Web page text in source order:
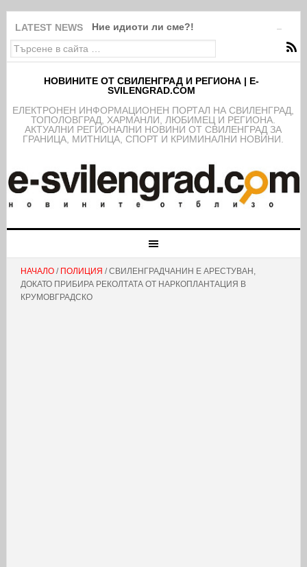
LATEST NEWS Ние идиоти ли сме?!
НОВИНИТЕ ОТ СВИЛЕНГРАД И РЕГИОНА | E-
SVILENGRAD.COM
EЛЕКТРОНЕН ИНФОРМАЦИОНЕН ПОРТАЛ НА СВИЛЕНГРАД,
ТОПОЛОВГРАД, ХАРМАНЛИ, ЛЮБИМЕЦ И РЕГИОНА.
АКТУАЛНИ РЕГИОНАЛНИ НОВИНИ ОТ СВИЛЕНГРАД ЗА
ГРАНИЦА, МИТНИЦА, СПОРТ И КРИМИНАЛНИ НОВИНИ.
НАЧАЛО/ ПОЛИЦИЯ / СВИЛЕНГРАДЧАНИН Е АРЕСТУВАН,
ДОКАТО ПРИБИРА РЕКОЛТАТА ОТ НАРКОПЛАНТАЦИЯ В
КРУМОВГРАДСКО